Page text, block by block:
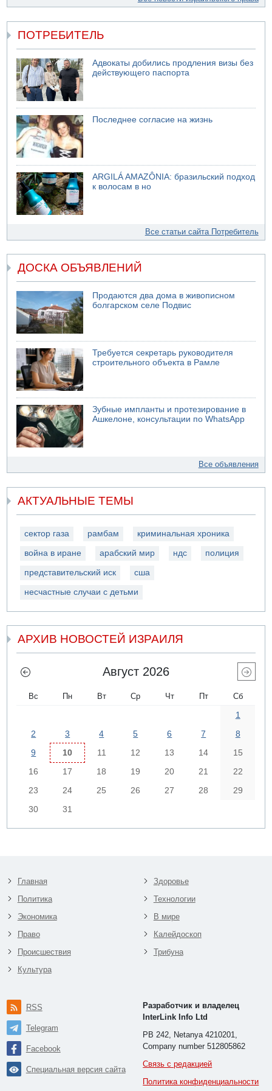
ПОТРЕБИТЕЛЬ
Адвокаты добились продления визы без
действующего паспорта
Последнее согласие на жизнь
ARGILÁ AMAZÔNIA: бразильский подход
к волосам в но
Все статьи сайта Потребитель
ДОСКА ОБЪЯВЛЕНИЙ
Продаются два дома в живописном
болгарском селе Подвис
Требуется секретарь руководителя
строительного объекта в Рамле
Зубные импланты и протезирование в
Ашкелоне, консультации по WhatsApp
Все объявления
АКТУАЛЬНЫЕ ТЕМЫ
сектор газа рамбам криминальная хроника
война в иране арабский мир ндс полиция
представительский иск сша
несчастные случаи с детьми
АРХИВ НОВОСТЕЙ ИЗРАИЛЯ
Август 2026
Вс Пн Вт Ср Чт Пт Сб
1
2
3 4 5 6 7
8
9
10 11 12 13 14
15
16
17 18 19 20 21
22
23
24 25 26 27 28
29
30
31
Главная
Политика
Экономика
Право
Происшествия
Культура
Здоровье
Технологии
В мире
Калейдоскоп
Трибуна
RSS
Telegram
Facebook
Специальная версия сайта
Разработчик и владелец
InterLink Info Ltd
PB 242, Netanya 4210201,
Company number 512805862
Связь с редакцией
Политика конфиденциальности